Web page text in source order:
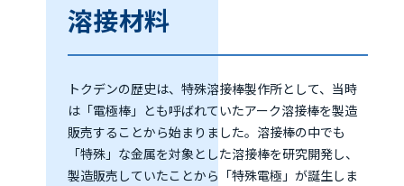
溶接材料
トクデンの歴史は、特殊溶接棒製作所として、当時
は「電極棒」とも呼ばれていたアーク溶接棒を製造
販売することから始まりました。溶接棒の中でも
「特殊」な金属を対象とした溶接棒を研究開発し、
製造販売していたことから「特殊電極」が誕生しま